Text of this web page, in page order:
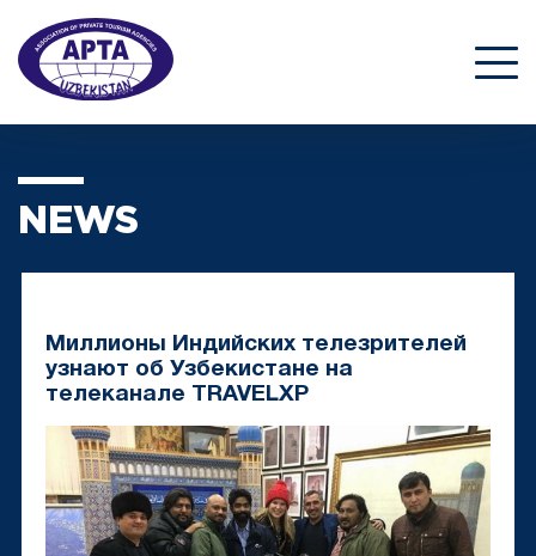
NEWS
Миллионы Индийских телезрителей
узнают об Узбекистане на
телеканале TRAVELXP